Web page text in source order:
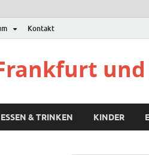
Kontakt
ESSEN & TRINKEN KINDER